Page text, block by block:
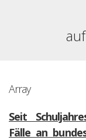
Array
Seit
Fälle an